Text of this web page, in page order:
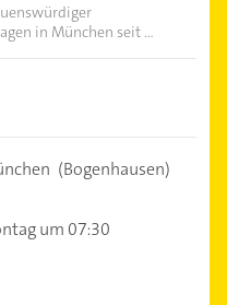
in München seit ...
(Bogenhausen)
um 07:30